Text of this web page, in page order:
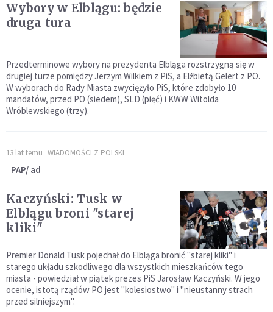
Wybory w Elblągu: będzie
druga tura
Przedterminowe wybory na prezydenta Elbląga rozstrzygną się w
drugiej turze pomiędzy Jerzym Wilkiem z PiS, a Elżbietą Gelert z PO.
W wyborach do Rady Miasta zwyciężyło PiS, które zdobyło 10
mandatów, przed PO (siedem), SLD (pięć) i KWW Witolda
Wróblewskiego (trzy).
13 lat temu WIADOMOŚCI Z POLSKI
PAP/ ad
Kaczyński: Tusk w
Elblągu broni "starej
kliki"
Premier Donald Tusk pojechał do Elbląga bronić "starej kliki" i
starego układu szkodliwego dla wszystkich mieszkańców tego
miasta - powiedział w piątek prezes PiS Jarosław Kaczyński. W jego
ocenie, istotą rządów PO jest "kolesiostwo" i "nieustanny strach
przed silniejszym".